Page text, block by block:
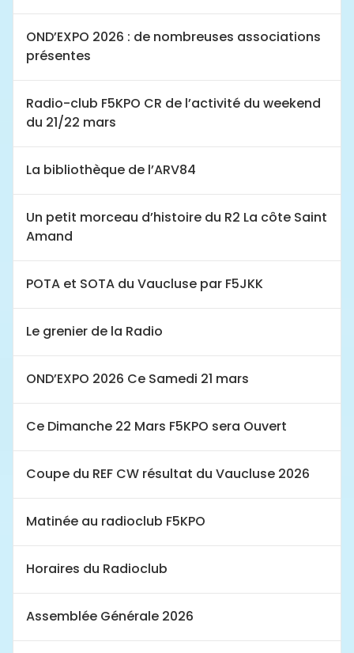
OND’EXPO 2026 : de nombreuses associations
présentes
Radio-club F5KPO CR de l’activité du weekend
du 21/22 mars
La bibliothèque de l’ARV84
Un petit morceau d’histoire du R2 La côte Saint
Amand
POTA et SOTA du Vaucluse par F5JKK
Le grenier de la Radio
OND’EXPO 2026 Ce Samedi 21 mars
Ce Dimanche 22 Mars F5KPO sera Ouvert
Coupe du REF CW résultat du Vaucluse 2026
Matinée au radioclub F5KPO
Horaires du Radioclub
Assemblée Générale 2026